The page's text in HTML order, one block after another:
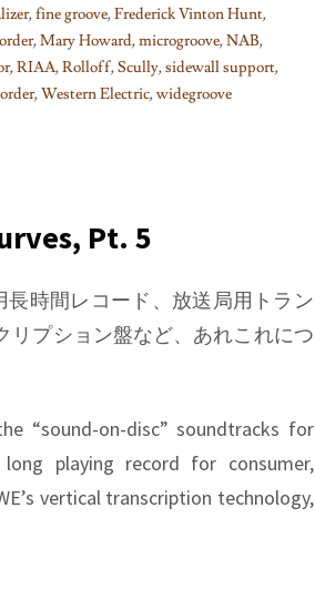
,fine groove,Frederick Vinton Hunt,
,Mary Howard,microgroove,NAB,
,RIAA,Rolloff,Scully,sidewall support,
,Western Electric,widegroove
Pt. 5
時間レコード、放送局用トラン
リプション盤など、あれこれにつ
“sound-on-disc” soundtracks for
playing record for consumer,
vertical transcription technology,